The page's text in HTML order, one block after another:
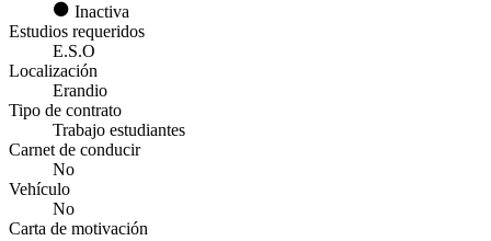
Inactiva
Estudios requeridos
E.S.O
Localización
Erandio
Tipo de contrato
Trabajo estudiantes
Carnet de conducir
No
Vehículo
No
Carta de motivación